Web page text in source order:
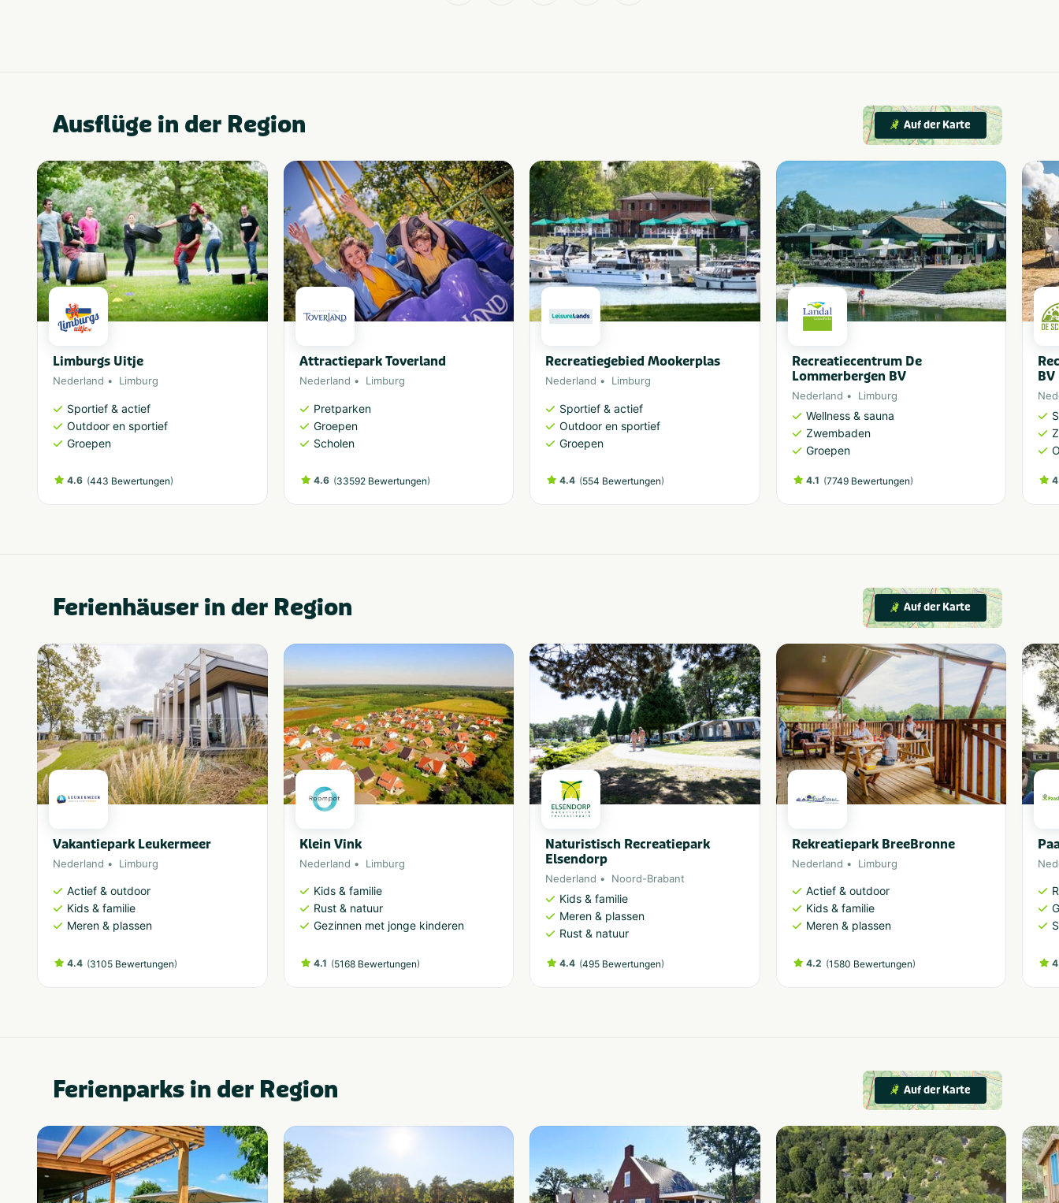
Ausflüge in der Region Auf der Karte
Limburgs Uitje
Nederland Limburg
Sportief & actief
Outdoor en sportief
Groepen
4.6 (443 Bewertungen)
Attractiepark Toverland
Nederland Limburg
Pretparken
Groepen
Scholen
4.6 (33592 Bewertungen)
Recreatiegebied Mookerplas
Nederland Limburg
Sportief & actief
Outdoor en sportief
Groepen
4.4 (554 Bewertungen)
Recreatiecentrum De
Lommerbergen BV
Nederland Limburg
Wellness & sauna
Zwembaden
Groepen
4.1 (7749 Bewertungen)
BV
Ferienhäuser in der Region Auf der Karte
Vakantiepark Leukermeer
Nederland Limburg
Actief & outdoor
Kids & familie
Meren & plassen
4.4 (3105 Bewertungen)
Klein Vink
Nederland Limburg
Kids & familie
Rust & natuur
Gezinnen met jonge kinderen
4.1 (5168 Bewertungen)
Naturistisch Recreatiepark
Elsendorp
Nederland Noord-Brabant
Kids & familie
Meren & plassen
Rust & natuur
4.4 (495 Bewertungen)
Rekreatiepark BreeBronne
Nederland Limburg
Actief & outdoor
Kids & familie
Meren & plassen
4.2 (1580 Bewertungen)
Ferienparks in der Region Auf der Karte